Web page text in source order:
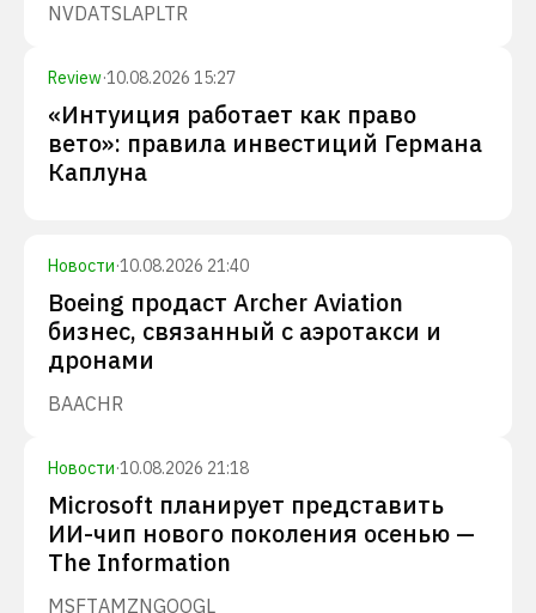
NVDATSLAPLTR
Review·10.08.2026 15:27
«Интуиция работает как право
вето»: правила инвестиций Германа
Каплуна
Новости·10.08.2026 21:40
Boeing продаст Archer Aviation
бизнес, связанный с аэротакси и
дронами
BAACHR
Новости·10.08.2026 21:18
Microsoft планирует представить
ИИ-чип нового поколения осенью —
The Information
MSFTAMZNGOOGL